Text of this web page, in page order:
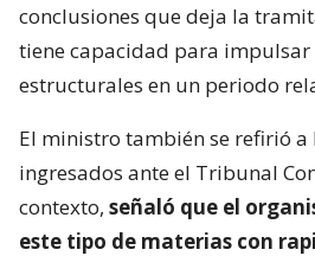
conclusiones que deja la
tiene capacidad para
estructurales en un periodo
El ministro también se refirió
ingresados ante el Tribunal
contexto, señaló que el
este tipo de materias con